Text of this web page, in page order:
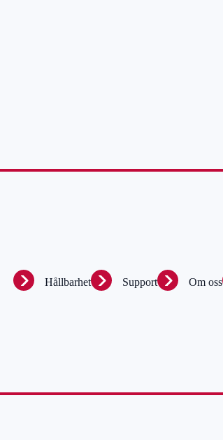
Hållbarhet Support Om oss